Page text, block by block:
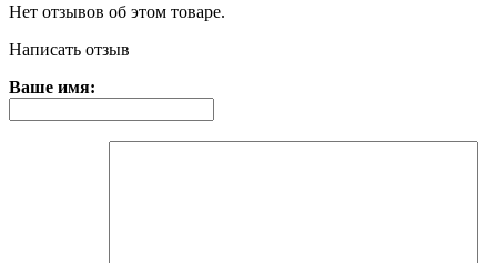
Нет отзывов об этом товаре.
Написать отзыв
Ваше имя: